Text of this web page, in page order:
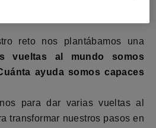
reto nos plantábamos una
vueltas al mundo somos
ayuda somos capaces
para dar varias vueltas al
transformar nuestros pasos en